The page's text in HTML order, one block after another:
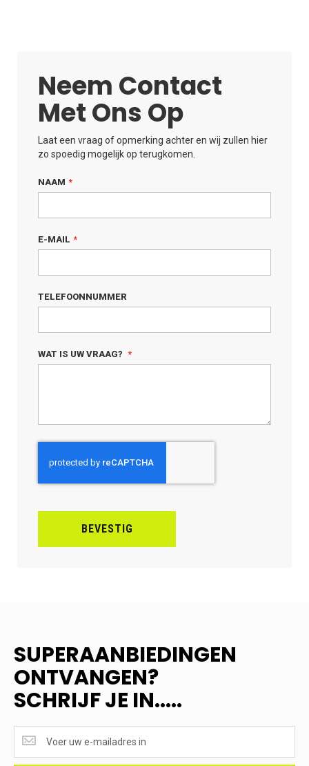
Neem Contact
Met Ons Op
Laat een vraag of opmerking achter en wij zullen hier
zo spoedig mogelijk op terugkomen.
NAAM
E-MAIL
TELEFOONNUMMER
WAT IS UW VRAAG?
BEVESTIG
SUPERAANBIEDINGEN
ONTVANGEN?
SCHRIJF JE IN.....
ONTVANGEN?
<br>SCHRIJF